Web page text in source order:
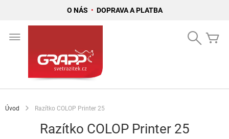
O NÁS • DOPRAVA A PLATBA
Search
Úvod Razítko COLOP Printer 25
Razítko COLOP Printer 25